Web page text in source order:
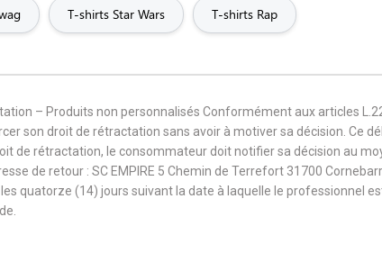
T-shirts Star Wars T-shirts Rap
– Produits non personnalisés Conformément aux articles
son droit de rétractation sans avoir à motiver sa décision. Ce
de rétractation, le consommateur doit notifier sa décision au
de retour : SC EMPIRE 5 Chemin de Terrefort 31700
quatorze (14) jours suivant la date à laquelle le professionnel